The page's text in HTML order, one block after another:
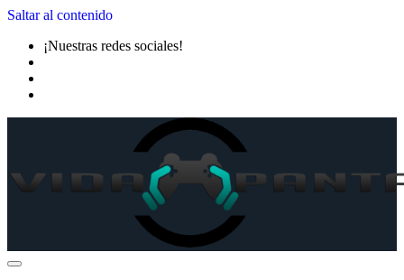
Saltar al contenido
¡Nuestras redes sociales!